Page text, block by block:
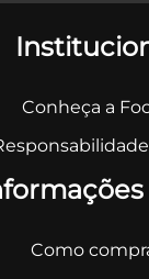
Conheça a
Como